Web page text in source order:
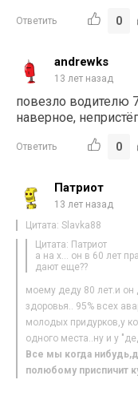
Ответить 0
andrewks
13 лет назад
повезло водителю
наверное,
Ответить 0
Патриот
13 лет назад
Цитата: Slavka88
Цитата: Патриот
а на х… он в 60 лет
дают еще??
моему деду 80 лет.и
здоровья.. 95% всех
молодых придурков,у
одного места..ну и у
Все мы когда
полюбому приспичит